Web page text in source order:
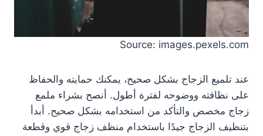
Source: images.pexels.com
عند تلميع الزجاج بشكل صحيح، يمكنك حمايته والحفاظ
على نظافته ووضوحه لفترة أطول. أنصح بشراء ملمع
زجاج مخصص والتأكد من استخدامه بشكل صحيح. أبدأ
بتنظيف الزجاج جيدًا باستخدام منظف زجاج قوي وقطعة